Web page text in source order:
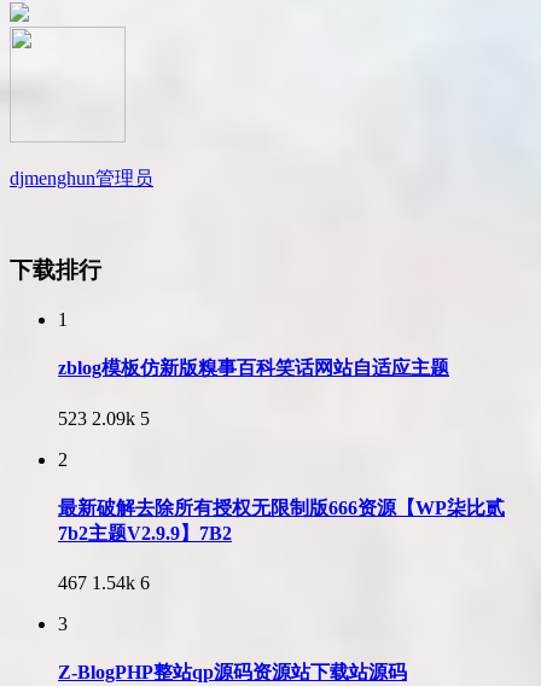
djmenghun管理员
下载排行
1
zblog模板仿新版糗事百科笑话网站自适应主题
523 2.09k 5
2
最新破解去除所有授权无限制版666资源【WP柒比贰
7b2主题V2.9.9】7B2
467 1.54k 6
3
Z-BlogPHP整站qp源码资源站下载站源码